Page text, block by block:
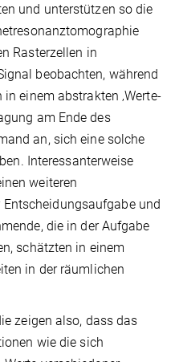
und unterstützen so die
Rasterzellen in
beobachten, während
einem abstrakten ‚Werte-
am Ende des
an, sich eine solche
Interessanterweise
weiteren
und
die in der Aufgabe
schätzten in einem
in der räumlichen
zeigen also, dass das
wie die sich